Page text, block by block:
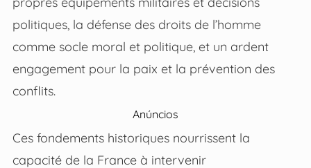
politiques, la défense des droits de l’homme
comme socle moral et politique, et un ardent
engagement pour la paix et la prévention des
conflits.
Anúncios
Ces fondements historiques nourrissent la
capacité de la France à intervenir